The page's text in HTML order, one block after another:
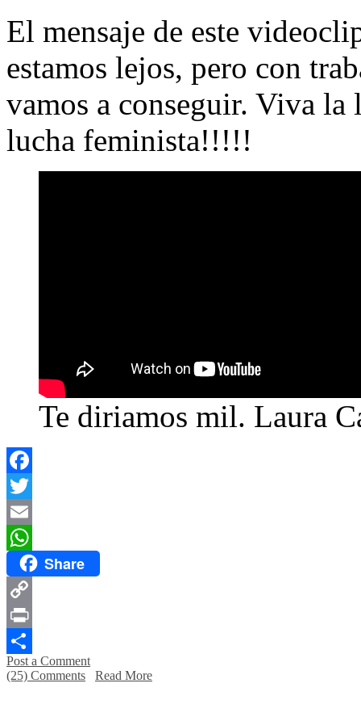
El mensaje de este
estamos lejos, pero con
vamos a conseguir. Viva la
lucha feminista!!!!!
Te diriamos mil. Laura
Facebook
Twitter
Email
WhatsAppShare
Copy
Link
Print
Compartir
Post a Comment
(25) Comments
Read More